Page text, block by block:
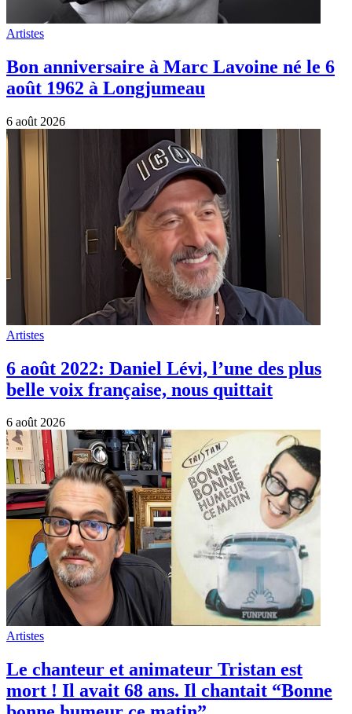
6 août 2022: Daniel Lévi, l’une des plus
belle voix française, nous quittait
6 août 2026
Artistes
Le chanteur et animateur Tristan est
mort ! Il avait 68 ans. Il chantait “Bonne
bonne humeur ce matin”
5 août 2026
Artistes
Trois mois après le décès de Nathalie
Baye, Laura Smet rend un nouvel
hommage à sa maman